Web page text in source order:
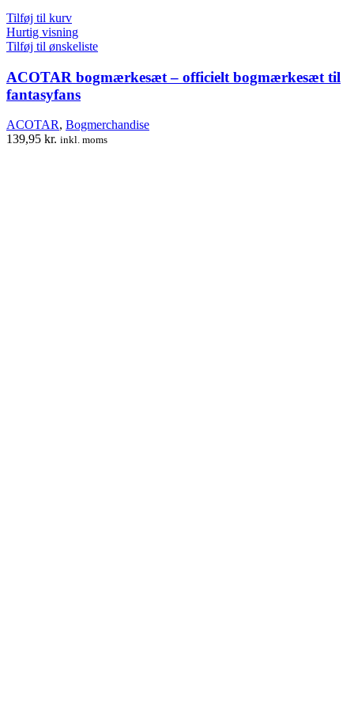
Tilføj til kurv
Hurtig visning
Tilføj til ønskeliste
ACOTAR bogmærkesæt – officielt bogmærkesæt til
fantasyfans
ACOTAR, Bogmerchandise
139,95 kr. inkl. moms